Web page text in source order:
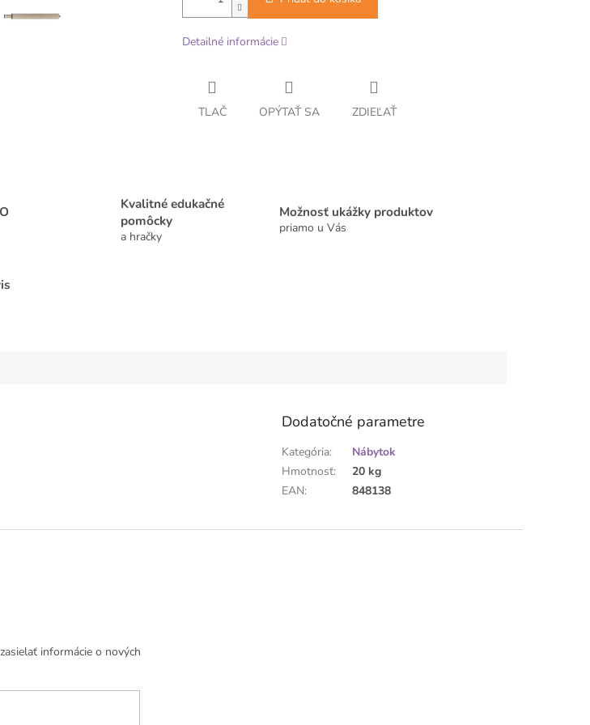
Detailné informácie
TLAČ OPÝTAŤ SA ZDIEĽAŤ
Kvalitné edukačné
pomôcky
a hračky
Možnosť ukážky produktov
priamo u Vás
Dodatočné parametre
Kategória:
Nábytok
Hmotnosť:
20 kg
EAN: 848138
informácie o nových